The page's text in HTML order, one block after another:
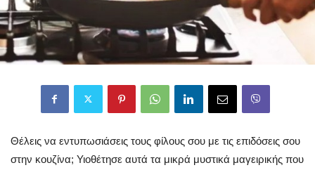
Θέλεις να εντυπωσιάσεις τους φίλους σου με τις επιδόσεις σου
στην κουζίνα; Υιοθέτησε αυτά τα μικρά μυστικά μαγειρικής που